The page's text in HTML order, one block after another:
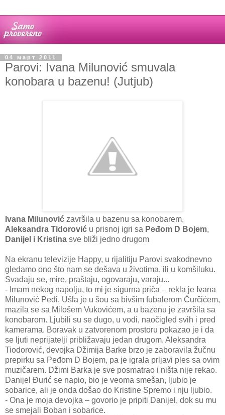
04 март 2011
Parovi: Ivana Milunović smuvala
konobara u bazenu! (Jutjub)
Ivana Milunović završila u bazenu sa konobarem,
Aleksandra Tidorović u prisnoj igri sa Peđom D Bojem,
Danijel i Kristina sve bliži jedno drugom
Na ekranu televizije Happy, u rijalitiju Parovi svakodnevno
gledamo ono što nam se dešava u životima, ili u komšiluku.
Svađaju se, mire, praštaju, ogovaraju, varaju...
- Imam nekog napolju, to mi je sigurna priča – rekla je Ivana
Milunović Peđi. Ušla je u šou sa bivšim fubalerom Ćurčićem,
mazila se sa Milošem Vukovićem, a u bazenu je završila sa
konobarom. Ljubili su se dugo, u vodi, naočigled svih i pred
kamerama. Boravak u zatvorenom prostoru pokazao je i da
se ljuti neprijatelji približavaju jedan drugom. Aleksandra
Tiodorović, devojka Džimija Barke brzo je zaboravila žučnu
prepirku sa Peđom D Bojem, pa je igrala prljavi ples sa ovim
muzičarem. Džimi Barka je sve posmatrao i ništa nije rekao.
Danijel Đurić se napio, bio je veoma smešan, ljubio je
sobarice, ali je onda došao do Kristine Spremo i nju ljubio.
- Ona je moja devojka – govorio je pripiti Danijel, dok su mu
se smejali Boban i sobarice.